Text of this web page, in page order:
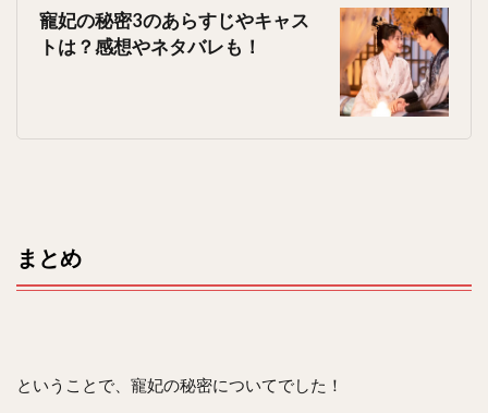
寵妃の秘密3のあらすじやキャス
トは？感想やネタバレも！
まとめ
ということで、寵妃の秘密についてでした！